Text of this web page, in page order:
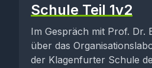
Schule Teil 1v2
Im Gespräch mit Prof. Dr.
über das
der Klagenfurter Schule